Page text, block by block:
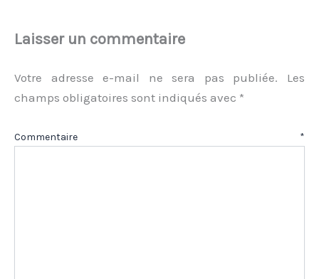
Laisser un commentaire
Votre adresse e-mail ne sera pas publiée.
Les
champs obligatoires sont indiqués avec *
Commentaire *